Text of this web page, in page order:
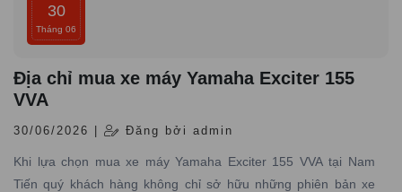
30
Tháng 06
Địa chỉ mua xe máy Yamaha Exciter 155
VVA
30/06/2026 | Đăng bởi admin
Khi lựa chọn mua xe máy Yamaha Exciter 155 VVA tại Nam
Tiến quý khách hàng không chỉ sở hữu những phiên bản xe